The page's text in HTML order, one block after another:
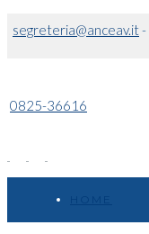
segreteria@anceav.it-
0825-36616